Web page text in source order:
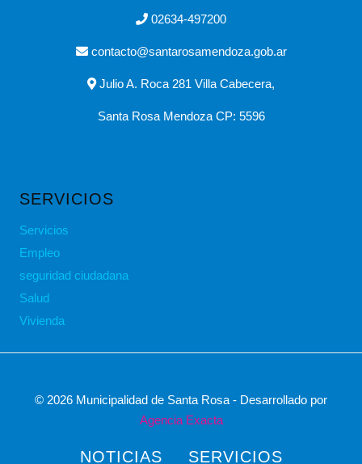
02634-497200
contacto@santarosamendoza.gob.ar
Julio A. Roca 281 Villa Cabecera,
Santa Rosa Mendoza CP: 5596
SERVICIOS
Servicios
Empleo
seguridad ciudadana
Salud
Vivienda
© 2026 Municipalidad de Santa Rosa - Desarrollado por
Agencia Exacta
NOTICIAS SERVICIOS